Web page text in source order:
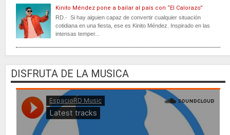
Kinito Méndez pone a bailar al país con “El Calorazo”
RD.- Si hay alguien capaz de convertir cualquier situación
cotidiana en una fiesta, ese es Kinito Méndez. Inspirado en las
intensas temper...
DISFRUTA DE LA MUSICA